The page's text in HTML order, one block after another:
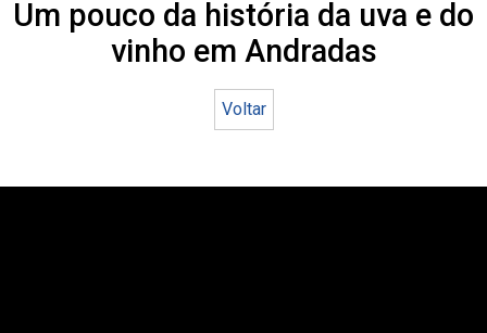
Um pouco da história da uva e do
vinho em Andradas
Voltar